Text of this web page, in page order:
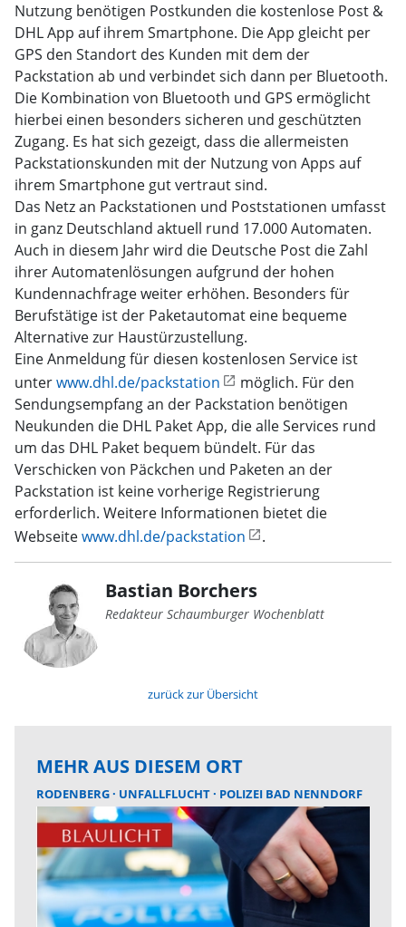
Nutzung benötigen Postkunden die kostenlose Post &
DHL App auf ihrem Smartphone. Die App gleicht per
GPS den Standort des Kunden mit dem der
Packstation ab und verbindet sich dann per Bluetooth.
Die Kombination von Bluetooth und GPS ermöglicht
hierbei einen besonders sicheren und geschützten
Zugang. Es hat sich gezeigt, dass die allermeisten
Packstationskunden mit der Nutzung von Apps auf
ihrem Smartphone gut vertraut sind.
Das Netz an Packstationen und Poststationen umfasst
in ganz Deutschland aktuell rund 17.000 Automaten.
Auch in diesem Jahr wird die Deutsche Post die Zahl
ihrer Automatenlösungen aufgrund der hohen
Kundennachfrage weiter erhöhen. Besonders für
Berufstätige ist der Paketautomat eine bequeme
Alternative zur Haustürzustellung.
Eine Anmeldung für diesen kostenlosen Service ist
unterwww.dhl.de/packstation
möglich. Für den
Sendungsempfang an der Packstation benötigen
Neukunden die DHL Paket App, die alle Services rund
um das DHL Paket bequem bündelt. Für das
Verschicken von Päckchen und Paketen an der
Packstation ist keine vorherige Registrierung
erforderlich. Weitere Informationen bietet die
Webseitewww.dhl.de/packstation .
Bastian Borchers
Redakteur Schaumburger Wochenblatt
zurück zur Übersicht
MEHR AUS DIESEM ORT
RODENBERG UNFALLFLUCHT POLIZEI BAD NENNDORF